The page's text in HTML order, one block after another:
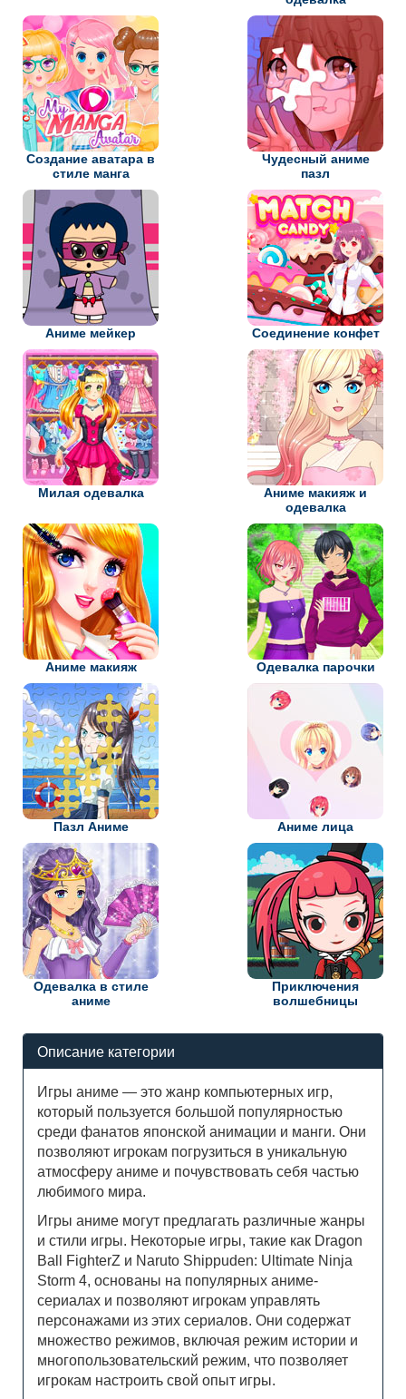
Создание аватара в
стиле манга
Чудесный аниме
пазл
Аниме мейкер Соединение конфет
Милая одевалка
Аниме макияж и
одевалка
Аниме макияж Одевалка парочки
Пазл Аниме Аниме лица
Одевалка в стиле
аниме
Приключения
волшебницы
Описание категории
Игры аниме — это жанр компьютерных игр,
который пользуется большой популярностью
среди фанатов японской анимации и манги. Они
позволяют игрокам погрузиться в уникальную
атмосферу аниме и почувствовать себя частью
любимого мира.
Игры аниме могут предлагать различные жанры
и стили игры. Некоторые игры, такие как Dragon
Ball FighterZ и Naruto Shippuden: Ultimate Ninja
Storm 4, основаны на популярных аниме-
сериалах и позволяют игрокам управлять
персонажами из этих сериалов. Они содержат
множество режимов, включая режим истории и
многопользовательский режим, что позволяет
игрокам настроить свой опыт игры.